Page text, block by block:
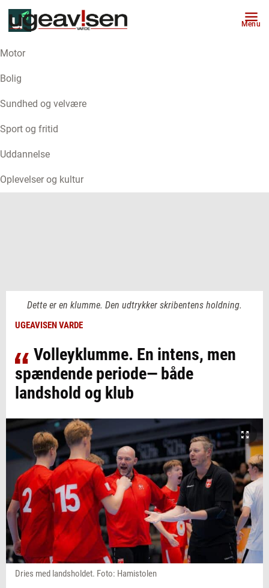
Menu
Motor
Bolig
Sundhed og velvære
Sport og fritid
Uddannelse
Oplevelser og kultur
Dette er en klumme. Den udtrykker skribentens holdning.
UGEAVISEN VARDE
Volleyklumme. En intens, men
spændende periode— både
landshold og klub
Dries med landsholdet. Foto: Hamistolen